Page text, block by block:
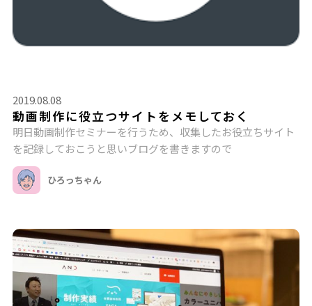
2019.08.08
動画制作に役立つサイトをメモしておく
明日動画制作セミナーを行うため、収集したお役立ちサイト
を記録しておこうと思いブログを書きますので
ひろっちゃん